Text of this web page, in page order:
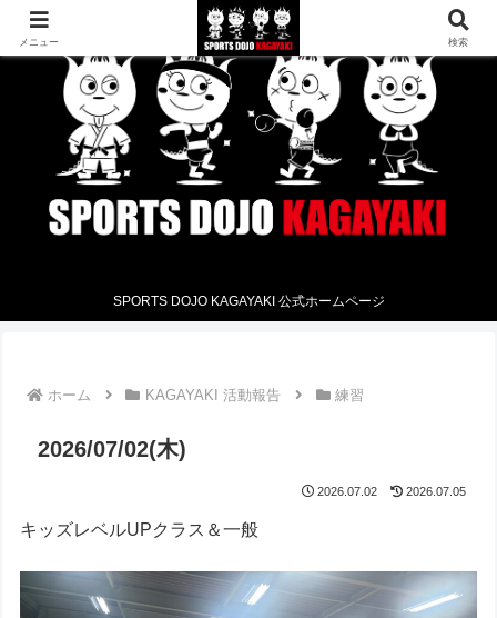
SPORTS DOJO KAGAYAKI 公式ホームページ
ホーム KAGAYAKI 活動報告 練習
2026/07/02(木)
2026.07.02 2026.07.05
キッズレベルUPクラス＆一般
メニュー 検索